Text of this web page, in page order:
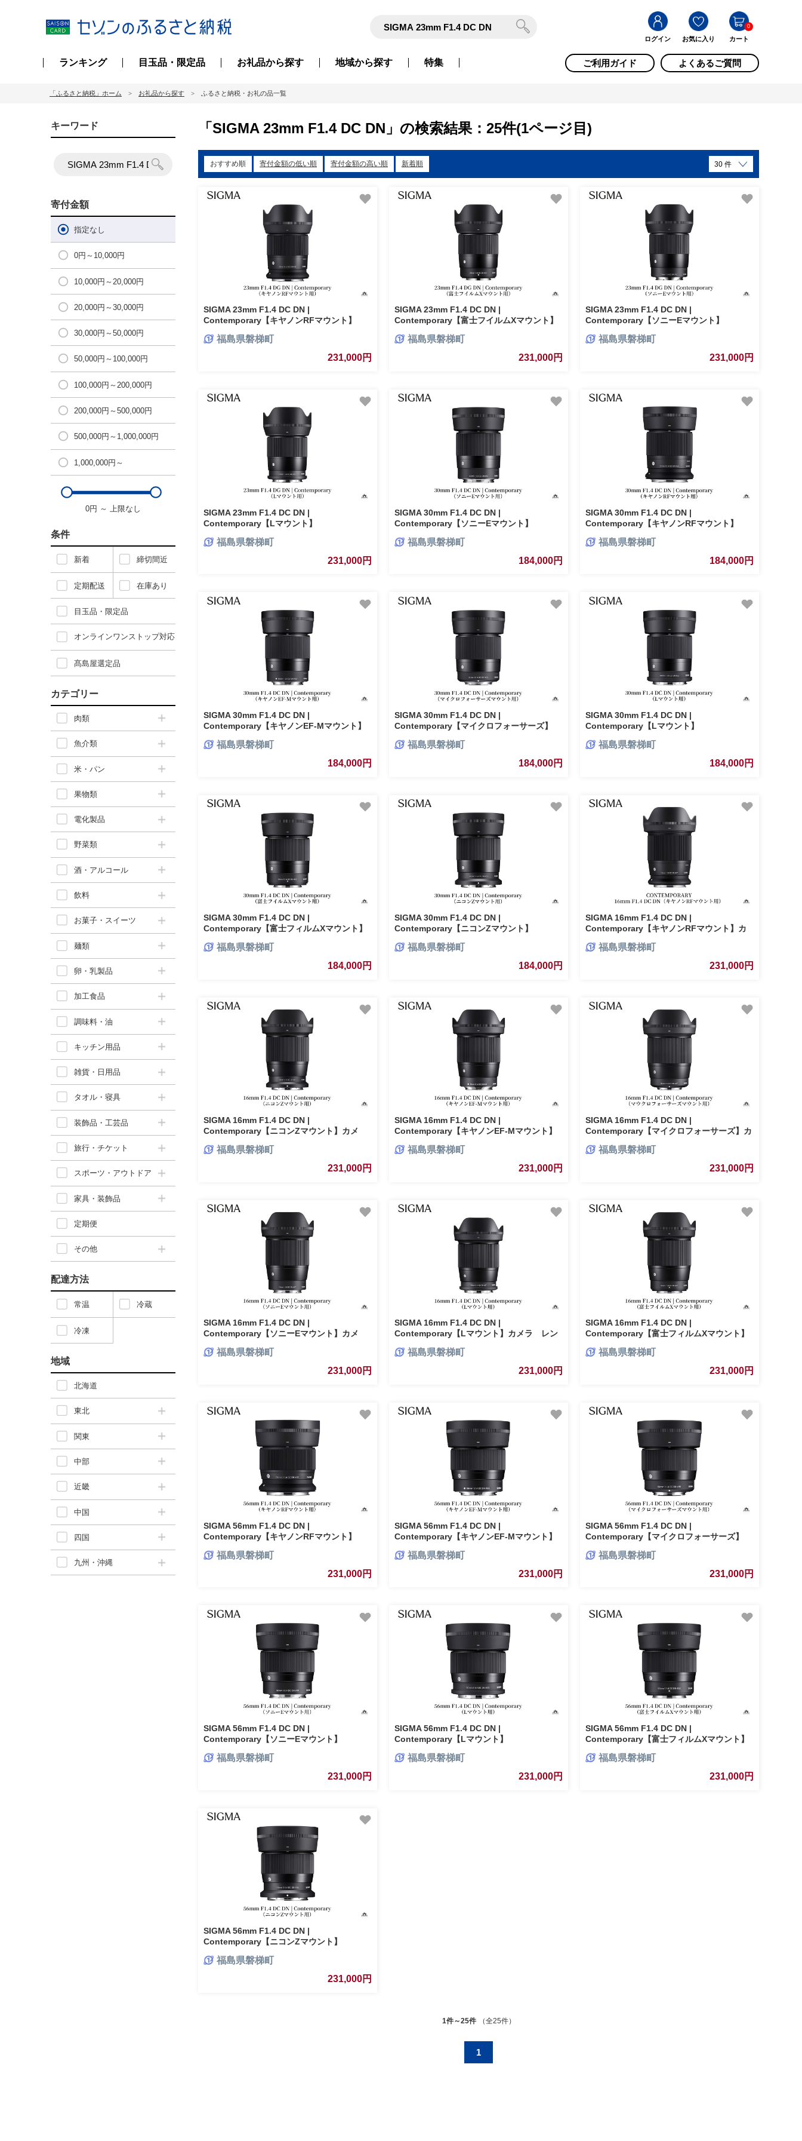
ログイン お気に入り カート
0
ランキング 目玉品・限定品 お礼品から探す 地域から探す 特集 ご利用ガイド よくあるご質問
「ふるさと納税」ホーム お礼品から探す ふるさと納税・お礼の品一覧
キーワード
寄付金額
指定なし
0円～10,000円
10,000円～20,000円
20,000円～30,000円
30,000円～50,000円
50,000円～100,000円
100,000円～200,000円
200,000円～500,000円
500,000円～1,000,000円
1,000,000円～
0円 ～ 上限なし
条件
新着 締切間近
定期配送 在庫あり
目玉品・限定品
オンラインワンストップ対応
髙島屋選定品
カテゴリー
肉類
魚介類
米・パン
果物類
電化製品
野菜類
酒・アルコール
飲料
お菓子・スイーツ
麺類
卵・乳製品
加工食品
調味料・油
キッチン用品
雑貨・日用品
タオル・寝具
装飾品・工芸品
旅行・チケット
スポーツ・アウトドア
家具・装飾品
定期便
その他
配達方法
常温 冷蔵
冷凍
地域
北海道
東北
関東
中部
近畿
中国
四国
九州・沖縄
「SIGMA 23mm F1.4 DC DN」の検索結果：25件(1ページ目)
おすすめ順 寄付金額の低い順 寄付金額の高い順 新着順
SIGMA 23mm F1.4 DC DN |
Contemporary【キヤノンRFマウント】
福島県磐梯町
231,000円
SIGMA 23mm F1.4 DC DN |
Contemporary【富士フイルムXマウント】
福島県磐梯町
231,000円
SIGMA 23mm F1.4 DC DN |
Contemporary【ソニーEマウント】
福島県磐梯町
231,000円
SIGMA 23mm F1.4 DC DN |
Contemporary【Lマウント】
福島県磐梯町
231,000円
SIGMA 30mm F1.4 DC DN |
Contemporary【ソニーEマウント】
福島県磐梯町
184,000円
SIGMA 30mm F1.4 DC DN |
Contemporary【キヤノンRFマウント】
福島県磐梯町
184,000円
SIGMA 30mm F1.4 DC DN |
Contemporary【キヤノンEF-Mマウント】
福島県磐梯町
184,000円
SIGMA 30mm F1.4 DC DN |
Contemporary【マイクロフォーサーズ】
福島県磐梯町
184,000円
SIGMA 30mm F1.4 DC DN |
Contemporary【Lマウント】
福島県磐梯町
184,000円
SIGMA 30mm F1.4 DC DN |
Contemporary【富士フィルムXマウント】
福島県磐梯町
184,000円
SIGMA 30mm F1.4 DC DN |
Contemporary【ニコンZマウント】
福島県磐梯町
184,000円
SIGMA 16mm F1.4 DC DN |
Contemporary【キヤノンRFマウント】カ
福島県磐梯町
231,000円
SIGMA 16mm F1.4 DC DN |
Contemporary【ニコンZマウント】カメ
福島県磐梯町
231,000円
SIGMA 16mm F1.4 DC DN |
Contemporary【キヤノンEF-Mマウント】
福島県磐梯町
231,000円
SIGMA 16mm F1.4 DC DN |
Contemporary【マイクロフォーサーズ】カ
福島県磐梯町
231,000円
SIGMA 16mm F1.4 DC DN |
Contemporary【ソニーEマウント】カメ
福島県磐梯町
231,000円
SIGMA 16mm F1.4 DC DN |
Contemporary【Lマウント】カメラ レン
福島県磐梯町
231,000円
SIGMA 16mm F1.4 DC DN |
Contemporary【富士フィルムXマウント】
福島県磐梯町
231,000円
SIGMA 56mm F1.4 DC DN |
Contemporary【キヤノンRFマウント】
福島県磐梯町
231,000円
SIGMA 56mm F1.4 DC DN |
Contemporary【キヤノンEF-Mマウント】
福島県磐梯町
231,000円
SIGMA 56mm F1.4 DC DN |
Contemporary【マイクロフォーサーズ】
福島県磐梯町
231,000円
SIGMA 56mm F1.4 DC DN |
Contemporary【ソニーEマウント】
福島県磐梯町
231,000円
SIGMA 56mm F1.4 DC DN |
Contemporary【Lマウント】
福島県磐梯町
231,000円
SIGMA 56mm F1.4 DC DN |
Contemporary【富士フィルムXマウント】
福島県磐梯町
231,000円
SIGMA 56mm F1.4 DC DN |
Contemporary【ニコンZマウント】
福島県磐梯町
231,000円
1件～25件 （全25件）
1